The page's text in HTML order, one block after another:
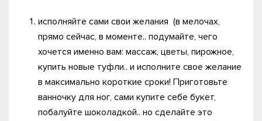
исполняйте сами свои желания (в мелочах,
прямо сейчас, в моменте.. подумайте, чего
хочется именно вам: массаж, цветы, пирожное,
купить новые туфли.. и исполните свое желание
в максимально короткие сроки! Приготовьте
ванночку для ног, сами купите себе букет,
побалуйте шоколадкой.. но сделайте это